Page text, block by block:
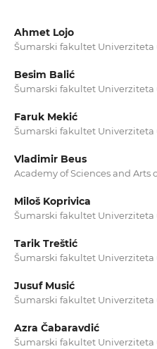
Ahmet Lojo
Šumarski fakultet Univerziteta
Besim Balić
Šumarski fakultet Univerziteta
Faruk Mekić
Šumarski fakultet Univerziteta
Vladimir Beus
Academy of Sciences and Arts
Miloš Koprivica
Šumarski fakultet Univerziteta
Tarik Treštić
Šumarski fakultet Univerziteta
Jusuf Musić
Šumarski fakultet Univerziteta
Azra Čabaravdić
Šumarski fakultet Univerziteta